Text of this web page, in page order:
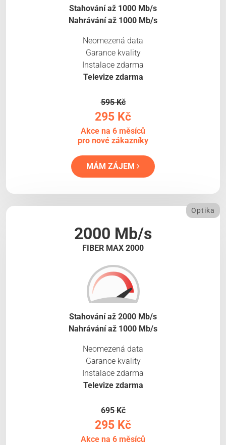
Stahování až 1000 Mb/s
Nahrávání až 1000 Mb/s
Neomezená data
Garance kvality
Instalace zdarma
Televize zdarma
595 Kč
295 Kč
Akce na 6 měsíců
pro nové zákazníky
MÁM ZÁJEM
2000 Mb/s
FIBER MAX 2000
Optika
Stahování až 2000 Mb/s
Nahrávání až 1000 Mb/s
Neomezená data
Garance kvality
Instalace zdarma
Televize zdarma
695 Kč
295 Kč
Akce na 6 měsíců